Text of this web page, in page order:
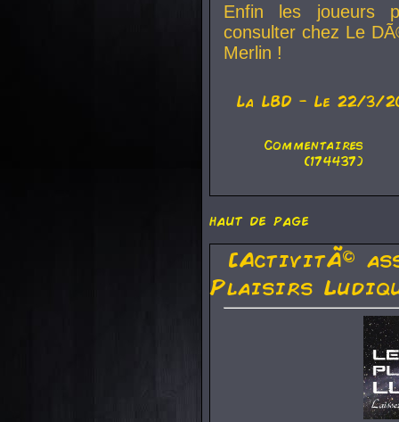
Enfin les joueurs
consulter chez Le
Merlin !
La LBD - Le 22/3/
Commentaires
(174437)
haut de page
[ActivitÃ©
Plaisirs